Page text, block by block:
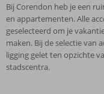
Bij Corendon heb je een
en appartementen. Alle
geselecteerd om je
maken. Bij de selectie van
ligging gelet ten opzichte
stadscentra.